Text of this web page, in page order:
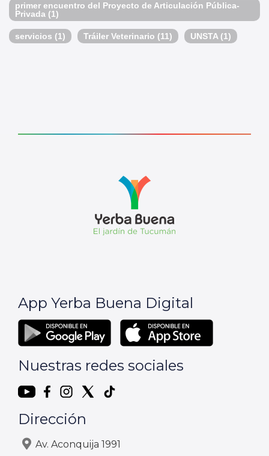
primer encuentro del Proyecto de Articulación Pública-
Privada (1)
servicios (1) Tráiler Veterinario (11) UNSTA (1)
App Yerba Buena Digital
Nuestras redes sociales
Dirección
Av. Aconquija 1991